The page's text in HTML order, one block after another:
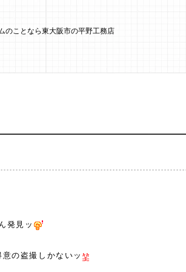
のことなら東大阪市の平野工務店
発見ッ
の盗撮しかないッ